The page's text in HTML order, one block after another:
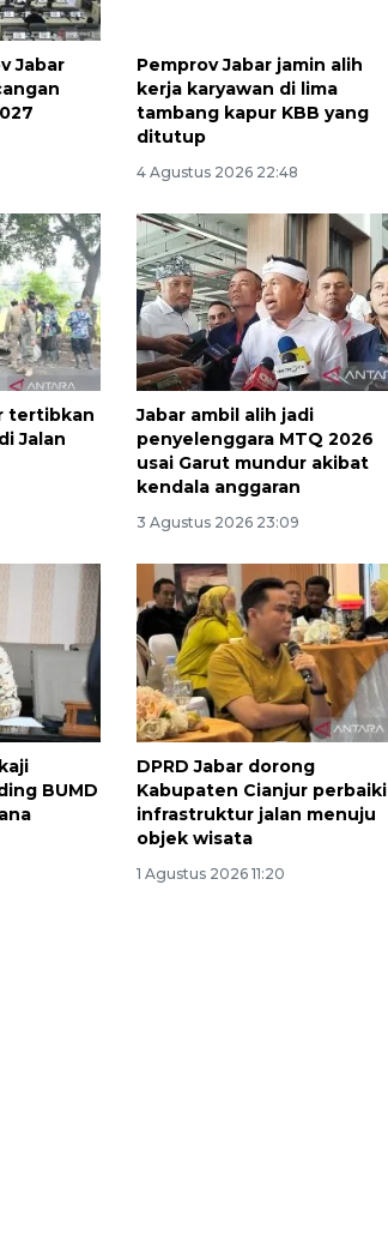
Jabar
Pemprov Jabar jamin alih
kerja karyawan di lima
tambang kapur KBB yang
ditutup
4 Agustus 2026 22:48
tertibkan
Jalan
Jabar ambil alih jadi
penyelenggara MTQ 2026
usai Garut mundur akibat
kendala anggaran
3 Agustus 2026 23:09
BUMD
DPRD Jabar dorong
Kabupaten Cianjur perbaiki
infrastruktur jalan menuju
objek wisata
1 Agustus 2026 11:20